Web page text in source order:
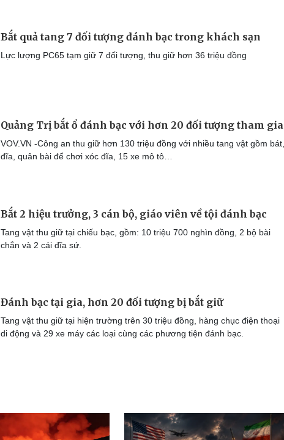
Bắt quả tang 7 đối tượng đánh bạc trong khách sạn
Lực lượng PC65 tạm giữ 7 đối tượng, thu giữ hơn 36 triệu đồng
Quảng Trị bắt ổ đánh bạc với hơn 20 đối tượng tham gia
VOV.VN -Công an thu giữ hơn 130 triệu đồng với nhiều tang vật gồm bát,
đĩa, quân bài để chơi xóc đĩa, 15 xe mô tô…
Bắt 2 hiệu trưởng, 3 cán bộ, giáo viên về tội đánh bạc
Tang vật thu giữ tại chiếu bạc, gồm: 10 triệu 700 nghìn đồng, 2 bộ bài
chắn và 2 cái đĩa sứ.
Đánh bạc tại gia, hơn 20 đối tượng bị bắt giữ
Tang vật thu giữ tại hiện trường trên 30 triệu đồng, hàng chục điện thoại
di động và 29 xe máy các loại cùng các phương tiện đánh bạc.